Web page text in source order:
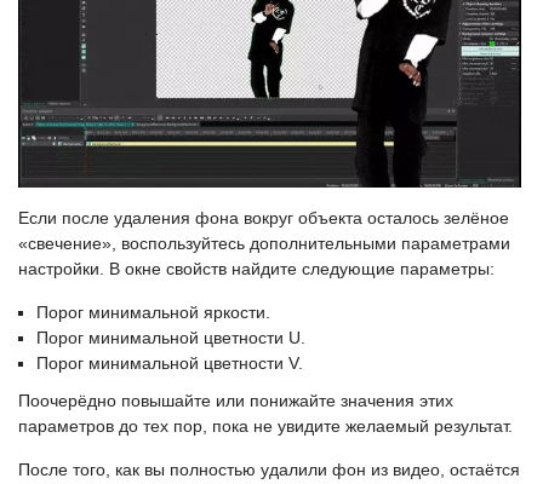
Если после удаления фона вокруг объекта осталось зелёное
«свечение», воспользуйтесь дополнительными параметрами
настройки. В окне свойств найдите следующие параметры:
Порог минимальной яркости.
Порог минимальной цветности U.
Порог минимальной цветности V.
Поочерёдно повышайте или понижайте значения этих
параметров до тех пор, пока не увидите желаемый результат.
После того, как вы полностью удалили фон из видео, остаётся